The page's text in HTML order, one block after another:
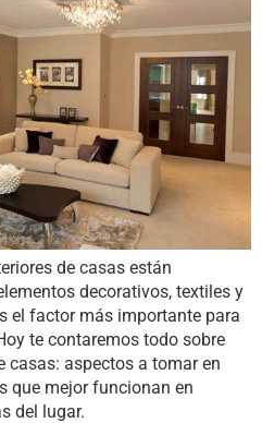
de casas están
decorativos, textiles y
el factor más importante para
te contaremos todo sobre
casas: aspectos a tomar en
que mejor funcionan en
del lugar.